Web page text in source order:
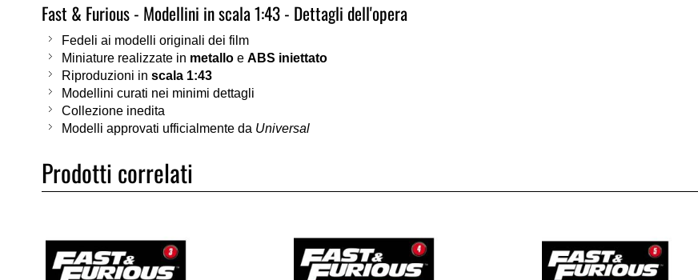
Fast & Furious - Modellini in scala 1:43 - Dettagli dell'opera
Fedeli ai modelli originali dei film
Miniature realizzate in metallo e ABS iniettato
Riproduzioni in scala 1:43
Modellini curati nei minimi dettagli
Collezione inedita
Modelli approvati ufficialmente da Universal
Prodotti correlati